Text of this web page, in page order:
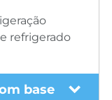
refrigerado
base